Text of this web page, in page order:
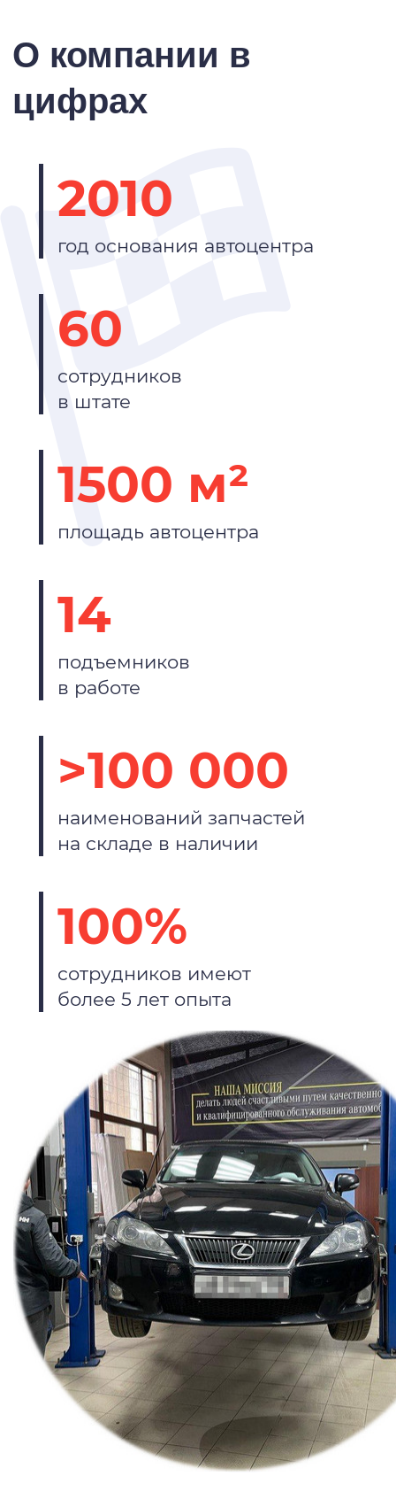
О компании в
цифрах
2010
год основания автоцентра
60
сотрудников
в штате
1500 м²
площадь автоцентра
14
подъемников
в работе
>100 000
наименований запчастей
на складе в наличии
100%
сотрудников имеют
более 5 лет опыта